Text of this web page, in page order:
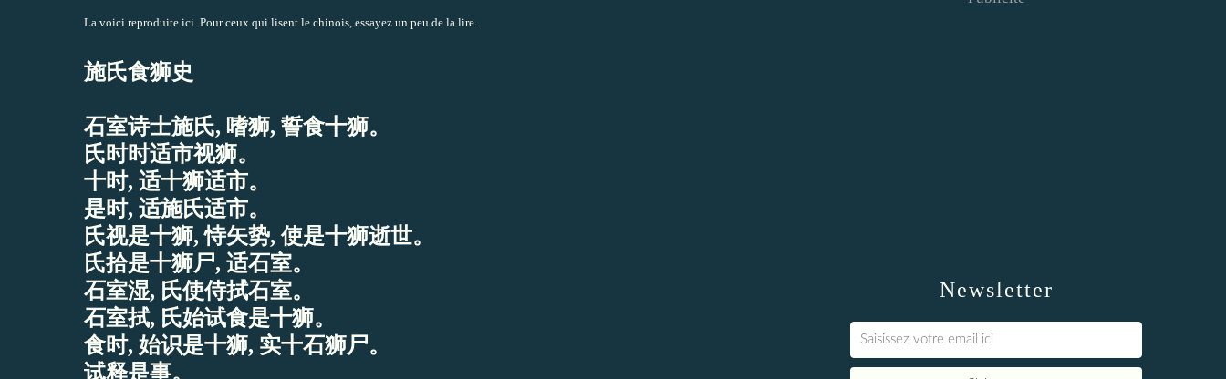
La voici reproduite ici. Pour ceux qui lisent le chinois, essayez un peu de la lire.
施氏食狮史
石室诗士施氏, 嗜狮, 誓食十狮。
氏时时适市视狮。
十时, 适十狮适市。
是时, 适施氏适市。
氏视是十狮, 恃矢势, 使是十狮逝世。
氏拾是十狮尸, 适石室。
石室湿, 氏使侍拭石室。
石室拭, 氏始试食是十狮。
食时, 始识是十狮, 实十石狮尸。
试释是事。
Newsletter